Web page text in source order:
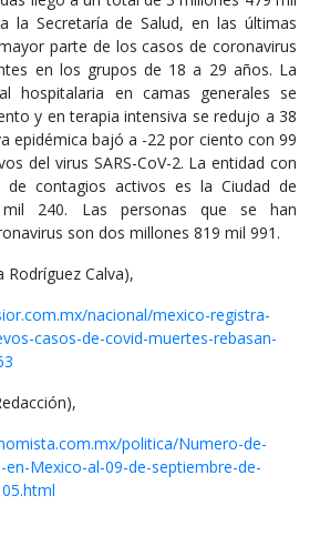
la Secretaría de Salud, en las últimas
parte de los casos de coronavirus
en los grupos de 18 a 29 años. La
hospitalaria en camas generales se
y en terapia intensiva se redujo a 38
epidémica bajó a -22 por ciento con 99
del virus SARS-CoV-2. La entidad con
contagios activos es la Ciudad de
240. Las personas que se han
son dos millones 819 mil 991.
Rodríguez Calva),
nacional/mexico-registra-
casos-de-covid-muertes-rebasan-
politica/Numero-de-
en-Mexico-al-09-de-septiembre-de-